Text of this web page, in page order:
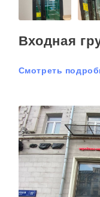
Входная
Смотреть